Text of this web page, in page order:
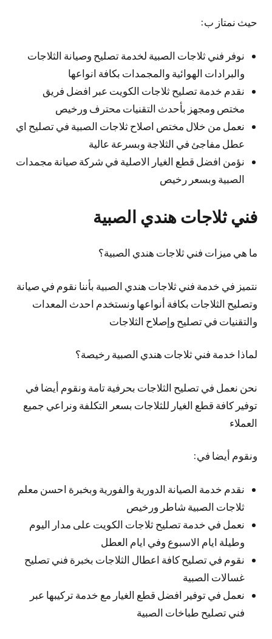
حيث نمتاز ب:
نوفر فني ثلاجات الصبية لخدمة تصليح وصيانة الثلاجات
والبرادات الهوائية والمجمدات بكافة انواعها
نقدم خدمة تصليح ثلاجات الكويت عبر افضل فريق
مختص ومجهز بأحدث التقنيات محترف ورخيص
نعمل من خلال مختص اصلاح ثلاجات الصبية في تصليح اي
عطل مفاجئ في الثلاجة وبسرعة عالية
نؤمن افضل قطع الغيار الاصلية في شركة صيانة مجمدات
الصبية وبسعر رخيص
فني ثلاجات هندي الصبية
ما هي ميزات فني ثلاجات هندي الصبية؟
نتميز في خدمة فني ثلاجات هندي الصبية بأننا نقوم في صيانة
وتصليح الثلاجات بكافة أنواعها ونستخدم احدث المعدات
والتقنيات في تصليح وإصلاح الثلاجات
لماذا خدمة فني ثلاجات هندي الصبية رخيصة؟
نحن نعمل في تصليح الثلاجات بحرفية تامة ونقوم أيضا في
توفير كافة قطع الغيار للثلاجات بسعر التكلفة ونراعي جميع
العملاء
ونقوم أيضا في:
نقدم خدمة الصيانة الدورية والفورية وبخبرة احسن معلم
ثلاجات الصبية شاطر ورخيص
نعمل في خدمة تصليح ثلاجات الكويت على مدار اليوم
وطيلة ايام الاسبوع وفي ايام العطل
نقوم في تصليح كافة اعطال الثلاجات بخبرة فني تصليح
غسالات الصبية
نعمل في توفير افضل قطع الغيار مع خدمة تركيبها عبر
فني تصليح طباخات الصبية